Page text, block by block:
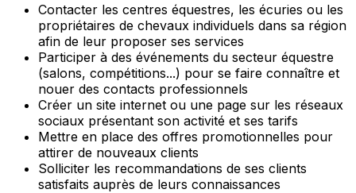
Contacter les centres équestres, les écuries ou les
propriétaires de chevaux individuels dans sa région
afin de leur proposer ses services
Participer à des événements du secteur équestre
(salons, compétitions...) pour se faire connaître et
nouer des contacts professionnels
Créer un site internet ou une page sur les réseaux
sociaux présentant son activité et ses tarifs
Mettre en place des offres promotionnelles pour
attirer de nouveaux clients
Solliciter les recommandations de ses clients
satisfaits auprès de leurs connaissances